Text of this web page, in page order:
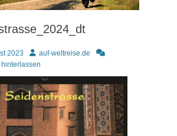
2023 Autorauf-weltreise.de